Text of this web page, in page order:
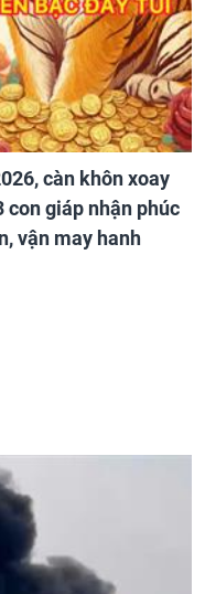
càn khôn xoay
con giáp nhận phúc
vận may hanh